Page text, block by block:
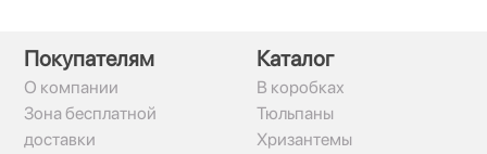
Покупателям
О компании
Зона бесплатной
доставки
Каталог
В коробках
Тюльпаны
Хризантемы